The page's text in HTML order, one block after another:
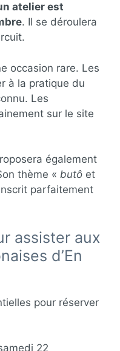
atelier est
. Il se déroulera
occasion rare. Les
à la pratique du
Les
sur le site
également
thème « butô et
parfaitement
assister aux
d’En
pour réserver
22